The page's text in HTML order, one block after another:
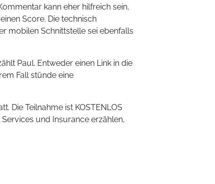
kann eher hilfreich sein,
Score. Die technisch
mobilen Schnittstelle sei ebenfalls
Paul. Entweder einen Link in die
Fall stünde eine
Die Teilnahme ist KOSTENLOS
und Insurance erzählen,